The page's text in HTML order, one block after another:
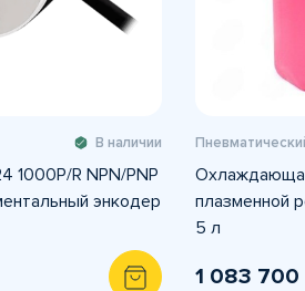
В наличии
1000P/R NPN/PNP
энкодер
плазменной
5 л
1 083 700